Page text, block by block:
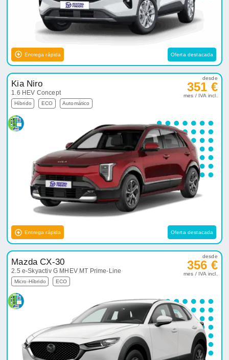
Entrega rápida Oferta destacada
Kia Niro
1.6 HEV Concept
Híbrido ECO Automático
desde
351 €
mes / IVA incl.
Entrega rápida Oferta destacada
Mazda CX-30
2.5 e-Skyactiv G MHEV MT Prime-Line
Micro-Híbrido ECO
desde
356 €
mes / IVA incl.